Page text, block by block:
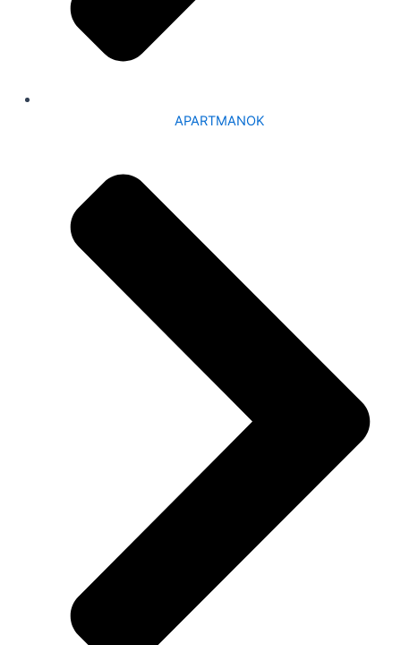
APARTMANOK